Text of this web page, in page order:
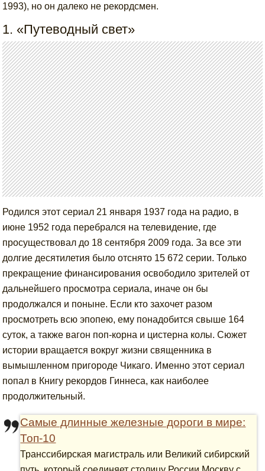
1993), но он далеко не рекордсмен.
1. «Путеводный свет»
Родился этот сериал 21 января 1937 года на радио, в
июне 1952 года перебрался на телевидение, где
просуществовал до 18 сентября 2009 года. За все эти
долгие десятилетия было отснято 15 672 серии. Только
прекращение финансирования освободило зрителей от
дальнейшего просмотра сериала, иначе он бы
продолжался и поныне. Если кто захочет разом
просмотреть всю эпопею, ему понадобится свыше 164
суток, а также вагон поп-корна и цистерна колы. Сюжет
истории вращается вокруг жизни священника в
вымышленном пригороде Чикаго. Именно этот сериал
попал в Книгу рекордов Гиннеса, как наиболее
продолжительный.
Самые длинные железные дороги в мире:
Топ-10
Транссибирская магистраль или Великий сибирский